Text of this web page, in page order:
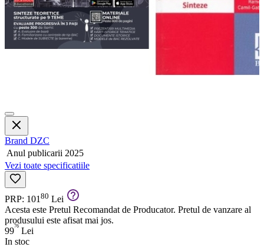
Brand DZC
Anul publicarii 2025
Vezi toate specificatiile
PRP: 101 80 Lei
Acesta este Pretul Recomandat de Producator. Pretul de vanzare al
produsului este afisat mai jos.
9976 Lei
In stoc